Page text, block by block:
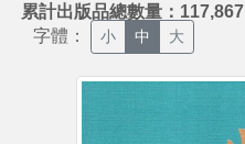
累計出版品總數量：117,867
字體： 小 中 大